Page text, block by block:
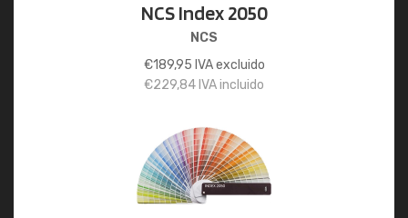
NCS Index 2050
NCS
€189,95 IVA excluido
€229,84 IVA incluido